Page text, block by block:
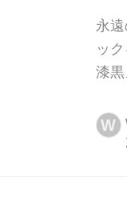
永
ッ
漆
イ
製
W